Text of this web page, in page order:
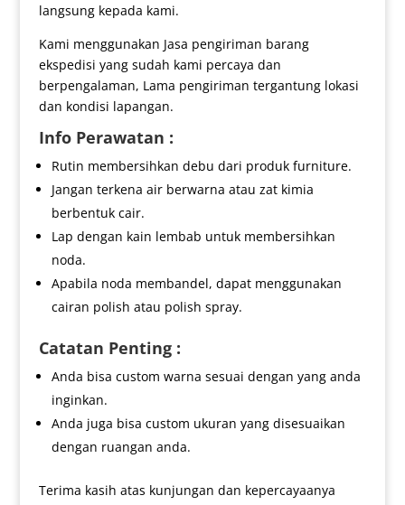
langsung kepada kami.
Kami menggunakan Jasa pengiriman barang
ekspedisi yang sudah kami percaya dan
berpengalaman, Lama pengiriman tergantung lokasi
dan kondisi lapangan.
Info Perawatan :
Rutin membersihkan debu dari produk furniture.
Jangan terkena air berwarna atau zat kimia
berbentuk cair.
Lap dengan kain lembab untuk membersihkan
noda.
Apabila noda membandel, dapat menggunakan
cairan polish atau polish spray.
Catatan Penting :
Anda bisa custom warna sesuai dengan yang anda
inginkan.
Anda juga bisa custom ukuran yang disesuaikan
dengan ruangan anda.
Terima kasih atas kunjungan dan kepercayaanya